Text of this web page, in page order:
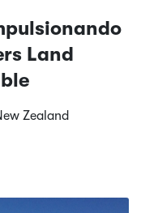
Land
Zealand